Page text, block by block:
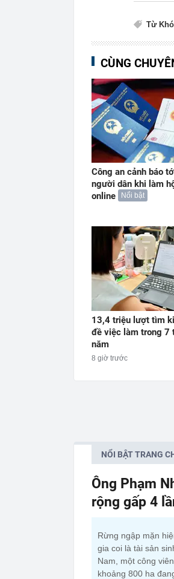
Từ
CÙNG
Công an cảnh báo
người dân khi làm
online
Nổi bật
13,4 triệu lượt tìm
đề việc làm trong 7
năm
8 giờ trước
NỔI BẬT TRANG
Ông Phạm
rộng gấp 4
Rừng ngập mặn
gia coi là tài sản
Nam, một công
khoảng 800 ha